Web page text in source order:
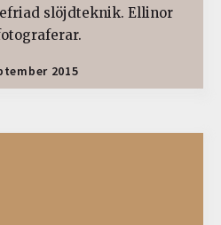
slöjdteknik. Ellinor
2015